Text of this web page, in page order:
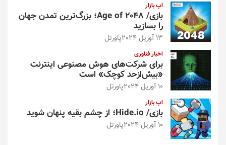
اپ بازار
بازی/ Age of 2048؛ بزرگ‌ترین تمدن جهان
را بسازید
13 آوریل 2024 پاورتل
اخبار فناوری
برای شرکت‌های هوش مصنوعی اینترنت
«بیش‌از‌حد کوچک» است
10 آوریل 2024 پاورتل
اپ بازار
بازی/ Hide.io؛ از چشم بقیه پنهان شوید
10 آوریل 2024 پاورتل